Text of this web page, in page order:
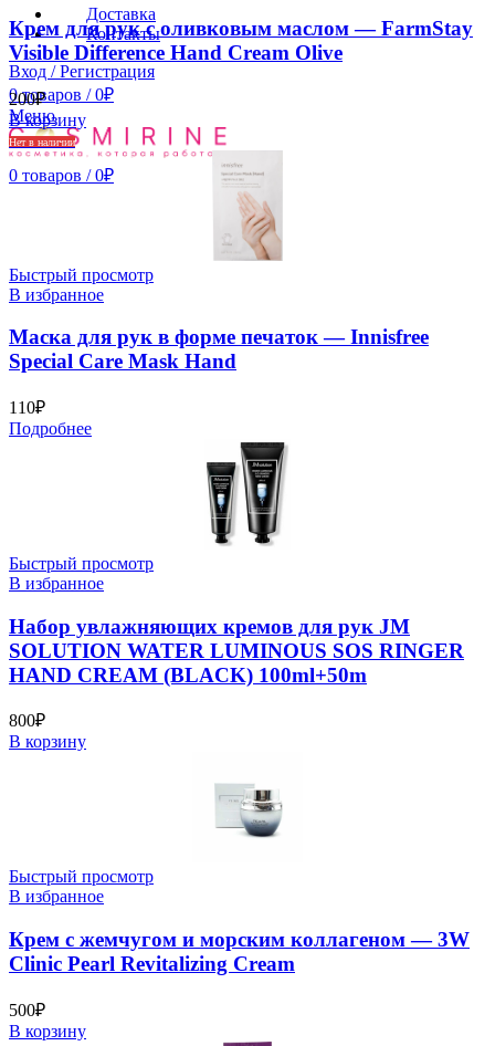
Доставка
Контакты
Вход / Регистрация
0товаров / 0₽
Меню
0 товаров / 0₽
Крем для рук с оливковым маслом — FarmStay
Visible Difference Hand Cream Olive
200₽
В корзину
Нет в наличии
Быстрый просмотр
В избранное
Маска для рук в форме печаток — Innisfree
Special Care Mask Hand
110₽
Подробнее
Быстрый просмотр
В избранное
Набор увлажняющих кремов для рук JM
SOLUTION WATER LUMINOUS SOS RINGER
HAND CREAM (BLACK) 100ml+50m
800₽
В корзину
Быстрый просмотр
В избранное
Крем с жемчугом и морским коллагеном — 3W
Clinic Pearl Revitalizing Cream
500₽
В корзину